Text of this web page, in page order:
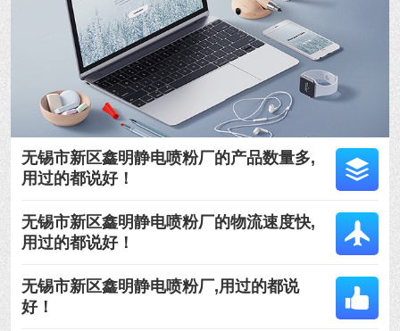
无锡市新区鑫明静电喷粉厂的产品数量多,
用过的都说好！
无锡市新区鑫明静电喷粉厂的物流速度快,
用过的都说好！
无锡市新区鑫明静电喷粉厂,用过的都说
好！